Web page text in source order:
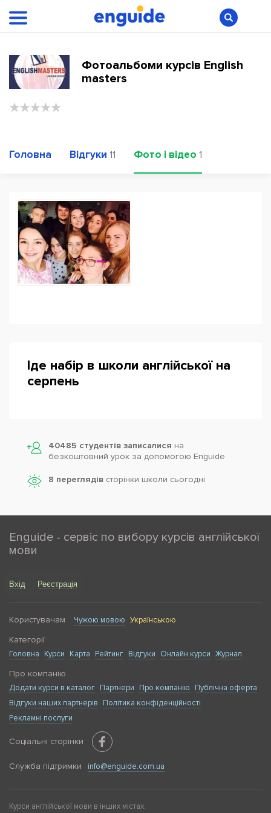
Фотоальбоми курсів English
masters
Головна Відгуки 11 Фото і відео 1
Іде набір в школи англійської на
серпень
40485 студентів записалися на
безкоштовний урок за допомогою Enguide
8 переглядів сторінки школи cьогодні
Enguide - сервіс по вибору курсів англійської
мови
Вхід Реєстрація
Користувачам Чужою мовою Українською
Категорії
Головна Курси Карта Рейтинг Відгуки Онлайн курси Журнал
Про компанію
Додати курси в каталог Партнери Про компанію
Публічна оферта
Відгуки наших партнерів
Політика конфіденційності
Рекламні послуги
Соціальні сторінки
Служба підтримки info@enguide.com.ua
Курси англійської мови в інших містах: